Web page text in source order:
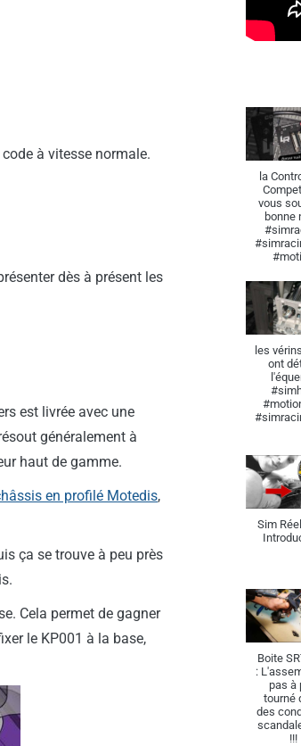
à vitesse normale.
dès à présent les
est livrée avec une
généralement à
haut de gamme.
en profilé Motedis,
ça se trouve à peu près
Cela permet de gagner
le KP001 à la base,
la
vous
bonne
les
ont
Sim
Boite
:
pas à
tourné
des
!!!